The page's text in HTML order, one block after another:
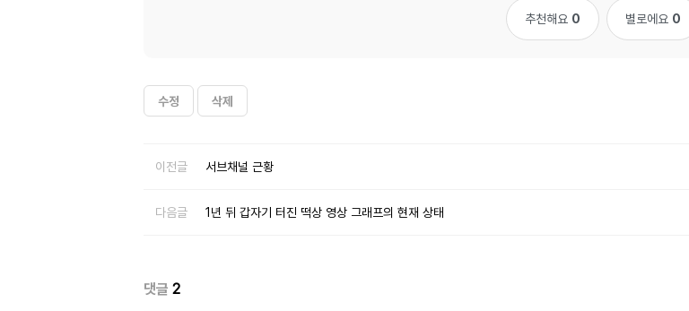
추천해요 0 별로에요 0
수정 삭제
이전글 서브채널 근황
다음글 1년 뒤 갑자기 터진 떡상 영상 그래프의 현재 상태
댓글 2